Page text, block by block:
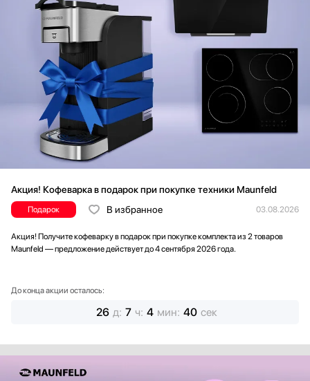
Акция! Кофеварка в подарок при покупке техники Maunfeld
Подарок В избранное 03.08.2026
Акция! Получите кофеварку в подарок при покупке комплекта из 2 товаров
Maunfeld — предложение действует до 4 сентября 2026 года.
До конца акции осталось:
26 д: 7 ч: 4 мин: 38 сек